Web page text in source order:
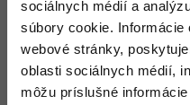
sociálnych médií a
súbory cookie. Informácie
webové stránky,
oblasti sociálnych médií,
môžu príslušné
údajov z Gmailu a služieb
Chytré čiže
službách Google
služieb sú: